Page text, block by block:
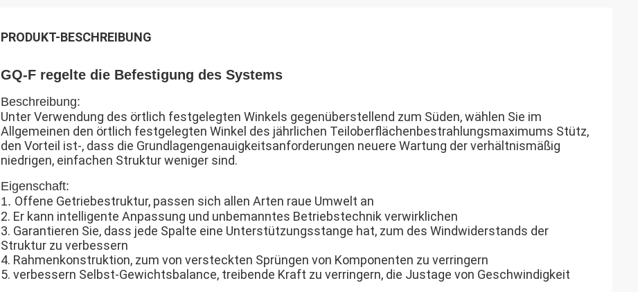
PRODUKT-BESCHREIBUNG
GQ-F regelte die Befestigung des Systems
Beschreibung:
Unter Verwendung des örtlich festgelegten Winkels gegenüberstellend zum Süden, wählen Sie im
Allgemeinen den örtlich festgelegten Winkel des jährlichen Teiloberflächenbestrahlungsmaximums Stütz,
den Vorteil ist-, dass die Grundlagengenauigkeitsanforderungen neuere Wartung der verhältnismäßig
niedrigen, einfachen Struktur weniger sind.
Eigenschaft:
1. Offene Getriebestruktur, passen sich allen Arten raue Umwelt an
2. Er kann intelligente Anpassung und unbemanntes Betriebstechnik verwirklichen
3. Garantieren Sie, dass jede Spalte eine Unterstützungsstange hat, zum des Windwiderstands der
Struktur zu verbessern
4. Rahmenkonstruktion, zum von versteckten Sprüngen von Komponenten zu verringern
5. verbessern Selbst-Gewichtsbalance, treibende Kraft zu verringern, die Justage von Geschwindigkeit